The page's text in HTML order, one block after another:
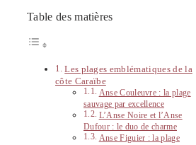
Table des matières
Les plages emblématiques de la
côte Caraïbe
Anse Couleuvre : la plage
sauvage par excellence
L’Anse Noire et l’Anse
Dufour : le duo de charme
Anse Figuier : la plage